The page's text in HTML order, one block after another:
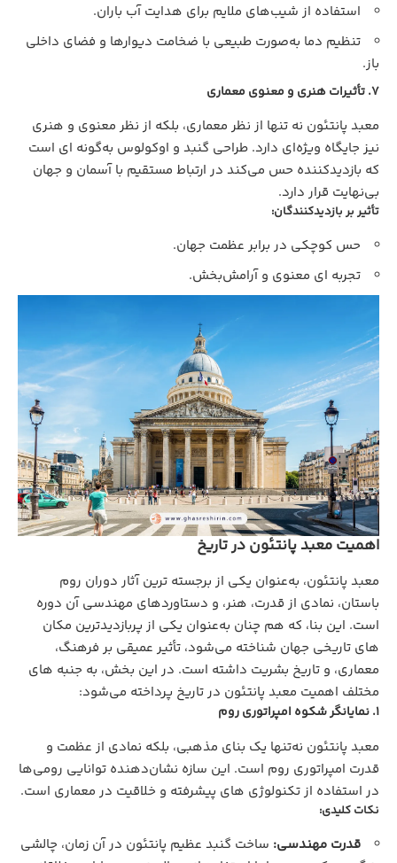
استفاده از شیب‌های ملایم برای هدایت آب باران.
تنظیم دما به‌صورت طبیعی با ضخامت دیوارها و فضای داخلی
باز.
7. تأثیرات هنری و معنوی معماری
معبد پانتئون نه‌ تنها از نظر معماری، بلکه از نظر معنوی و هنری
نیز جایگاه ویژه‌ای دارد. طراحی گنبد و اوکولوس به‌گونه‌ ای است
که بازدیدکننده حس می‌کند در ارتباط مستقیم با آسمان و جهان
بی‌نهایت قرار دارد.
تأثیر بر بازدیدکنندگان:
حس کوچکی در برابر عظمت جهان.
تجربه‌ ای معنوی و آرامش‌بخش.
اهمیت معبد پانتئون در تاریخ
معبد پانتئون، به‌عنوان یکی از برجسته‌ ترین آثار دوران روم
باستان، نمادی از قدرت، هنر، و دستاوردهای مهندسی آن دوره
است. این بنا، که هم‌ چنان به‌عنوان یکی از پربازدیدترین مکان‌
های تاریخی جهان شناخته می‌شود، تأثیر عمیقی بر فرهنگ،
معماری، و تاریخ بشریت داشته است. در این بخش، به جنبه‌ های
مختلف اهمیت معبد پانتئون در تاریخ پرداخته می‌شود:
1. نمایانگر شکوه امپراتوری روم
معبد پانتئون نه‌تنها یک بنای مذهبی، بلکه نمادی از عظمت و
قدرت امپراتوری روم است. این سازه نشان‌دهنده توانایی رومی‌ها
در استفاده از تکنولوژی‌ های پیشرفته و خلاقیت در معماری است.
نکات کلیدی:
قدرت مهندسی: ساخت گنبد عظیم پانتئون در آن زمان، چالشی